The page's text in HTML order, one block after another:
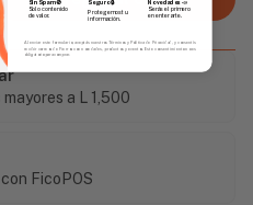
a L 1,500
FicoPOS
Solo contenido
de valor.
Seguro 🔒
Protegemos tu
información.
Serás el primero
en enterarte.
Al enviar este formulario, aceptás nuestros Términos y Política de Privacidad, y consentís
recibir correos de Fierros con novedades, productos y eventos. Este consentimiento no es
obligatorio para comprar.